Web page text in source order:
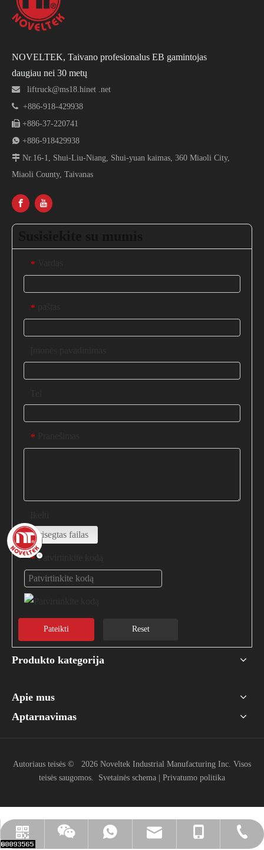
NOVELTEK, Taivano profesionalus EB gamintojas
daugiau nei 30 metų
 liftruck@ms18.hinet .net
 +886-918-429938
 +886-37-220741
 +886-918429938
 Nr.16-1, Shui-Liu-Niang, Shui-yuan kaimas, 360 Miaoli City,
Miaoli County, Taivanas
*
*
*
Prisegtas failas
* Patvirtinkite kodą
Pateikti Reset
Produkto kategorija
Apie mus
Aptarnavimas
Autoriaus teisės © 2026 Noveltek Industrial Manufacturing Inc. Visos
teisės saugomos. Svetainės schema | Privatumo politika
+886-918429938
info@noveltek-forklift.com
+886-918-429938
+886-37-220741